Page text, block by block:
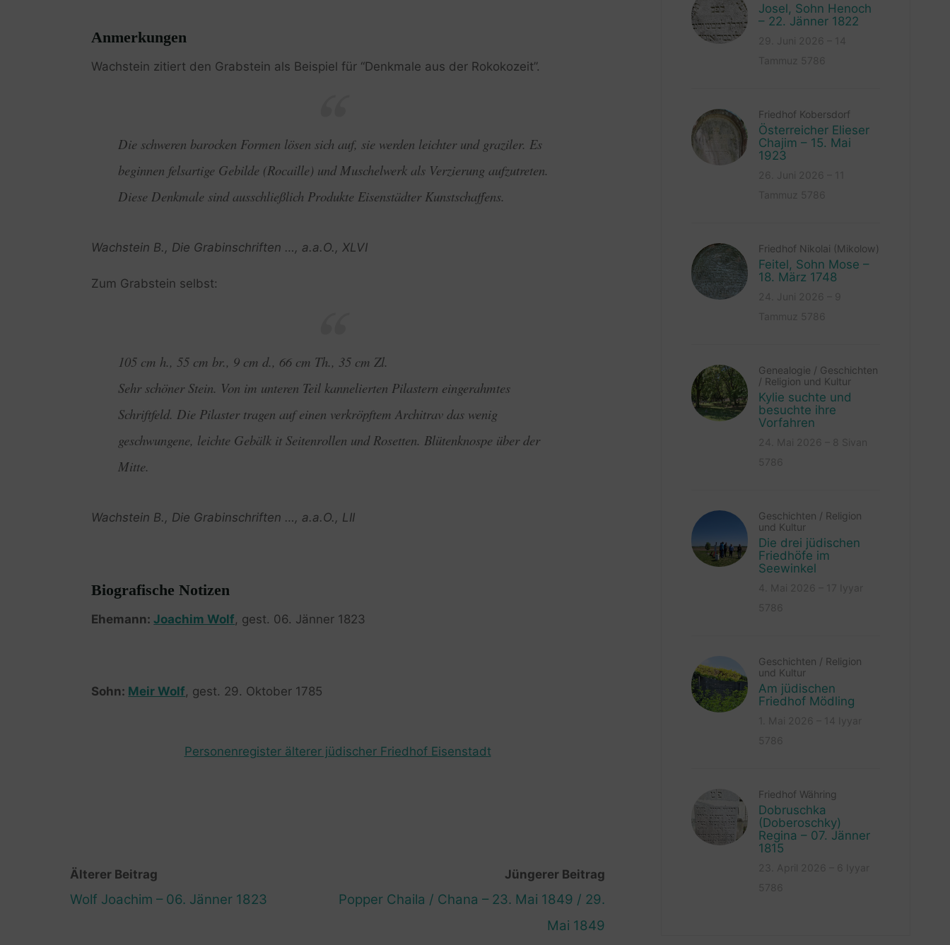
Anmerkungen
Wachstein zitiert den Grabstein als Beispiel für “Denkmale aus der Rokokozeit”.
Die schweren barocken Formen lösen sich auf, sie werden leichter und graziler. Es
beginnen felsartige Gebilde (Rocaille) und Muschelwerk als Verzierung aufzutreten.
Diese Denkmale sind ausschließlich Produkte Eisenstädter Kunstschaffens.
Wachstein B., Die Grabinschriften …, a.a.O., XLVI
Zum Grabstein selbst:
105 cm h., 55 cm br., 9 cm d., 66 cm Th., 35 cm Zl.
Sehr schöner Stein. Von im unteren Teil kannelierten Pilastern eingerahmtes
Schriftfeld. Die Pilaster tragen auf einen verkröpftem Architrav das wenig
geschwungene, leichte Gebälk it Seitenrollen und Rosetten. Blütenknospe über der
Mitte.
Wachstein B., Die Grabinschriften …, a.a.O., LII
Biografische Notizen
Ehemann: Joachim Wolf, gest. 06. Jänner 1823
Sohn: Meir Wolf, gest. 29. Oktober 1785
Personenregister älterer jüdischer Friedhof Eisenstadt
Älterer Beitrag
Wolf Joachim – 06. Jänner 1823
Jüngerer Beitrag
Popper Chaila / Chana – 23. Mai 1849 / 29.
Mai 1849
Josel, Sohn Henoch
– 22. Jänner 1822
Friedhof Kobersdorf
Österreicher Elieser
Chajim – 15. Mai
1923
Friedhof Nikolai (Mikolow)
Feitel, Sohn Mose –
18. März 1748
Genealogie / Geschichten
/ Religion und Kultur
Kylie suchte und
besuchte ihre
Vorfahren
Geschichten / Religion
und Kultur
Die drei jüdischen
Friedhöfe im
Seewinkel
Geschichten / Religion
und Kultur
Am jüdischen
Friedhof Mödling
Friedhof Währing
Dobruschka
(Doberoschky)
Regina – 07. Jänner
1815